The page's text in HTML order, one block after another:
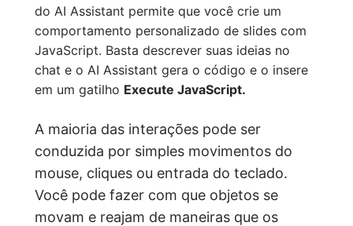
do AI Assistant permite que você crie um
comportamento personalizado de slides com
JavaScript. Basta descrever suas ideias no
chat e o AI Assistant gera o código e o insere
em um gatilho Execute JavaScript.
A maioria das interações pode ser
conduzida por simples movimentos do
mouse, cliques ou entrada do teclado.
Você pode fazer com que objetos se
movam e reajam de maneiras que os